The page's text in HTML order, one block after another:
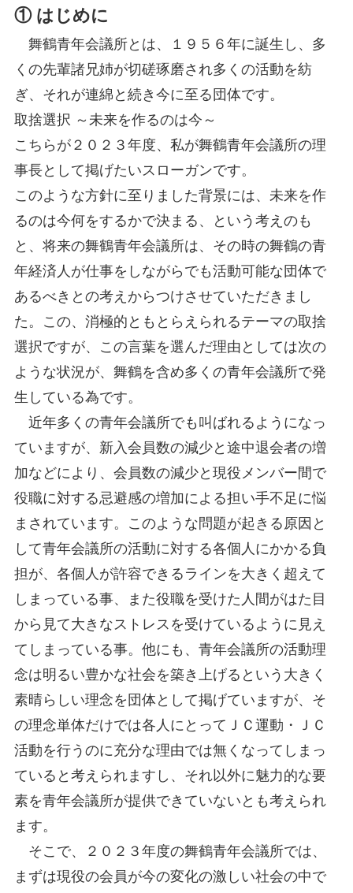
① はじめに
舞鶴青年会議所とは、１９５６年に誕生し、多
くの先輩諸兄姉が切磋琢磨され多くの活動を紡
ぎ、それが連綿と続き今に至る団体です。
取捨選択 ～未来を作るのは今～
こちらが２０２３年度、私が舞鶴青年会議所の理
事長として掲げたいスローガンです。
このような方針に至りました背景には、未来を作
るのは今何をするかで決まる、という考えのも
と、将来の舞鶴青年会議所は、その時の舞鶴の青
年経済人が仕事をしながらでも活動可能な団体で
あるべきとの考えからつけさせていただきまし
た。この、消極的ともとらえられるテーマの取捨
選択ですが、この言葉を選んだ理由としては次の
ような状況が、舞鶴を含め多くの青年会議所で発
生している為です。
近年多くの青年会議所でも叫ばれるようになっ
ていますが、新入会員数の減少と途中退会者の増
加などにより、会員数の減少と現役メンバー間で
役職に対する忌避感の増加による担い手不足に悩
まされています。このような問題が起きる原因と
して青年会議所の活動に対する各個人にかかる負
担が、各個人が許容できるラインを大きく超えて
しまっている事、また役職を受けた人間がはた目
から見て大きなストレスを受けているように見え
てしまっている事。他にも、青年会議所の活動理
念は明るい豊かな社会を築き上げるという大きく
素晴らしい理念を団体として掲げていますが、そ
の理念単体だけでは各人にとってＪＣ運動・ＪＣ
活動を行うのに充分な理由では無くなってしまっ
ていると考えられますし、それ以外に魅力的な要
素を青年会議所が提供できていないとも考えられ
ます。
そこで、２０２３年度の舞鶴青年会議所では、
まずは現役の会員が今の変化の激しい社会の中で